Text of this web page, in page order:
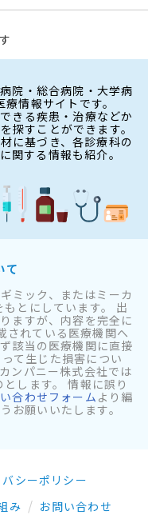
院・総合病院・大学病
情報サイトです。
きる疾患・治療などか
探すことができます。
に基づき、各診療科の
関する情報も紹介。
て
ミック、またはミーカ
とにしています。 出
ますが、内容を完全に
されている医療機関へ
該当の医療機関に直接
て生じた損害につい
ンパニー株式会社では
します。 情報に誤り
合わせフォーム より編
お願いいたします。
シーポリシー
み
お問い合わせ